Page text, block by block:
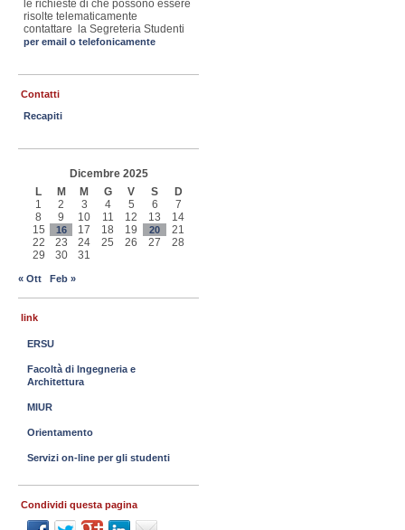
le richieste di che possono essere
risolte telematicamente
contattare la Segreteria Studenti
per email o telefonicamente
Contatti
Recapiti
Dicembre 2025
L
M M G V S
D
1
2 3 4 5 6
7
8
9 10 11 12 13
14
15
16 17 18 19 20
21
22
23 24 25 26 27
28
29
30 31
« Ott Feb »
link
ERSU
Facoltà di Ingegneria e
Architettura
MIUR
Orientamento
Servizi on-line per gli studenti
Condividi questa pagina